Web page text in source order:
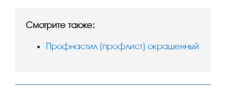
Смотрите также:
Профнастил (профлист) окрашенный